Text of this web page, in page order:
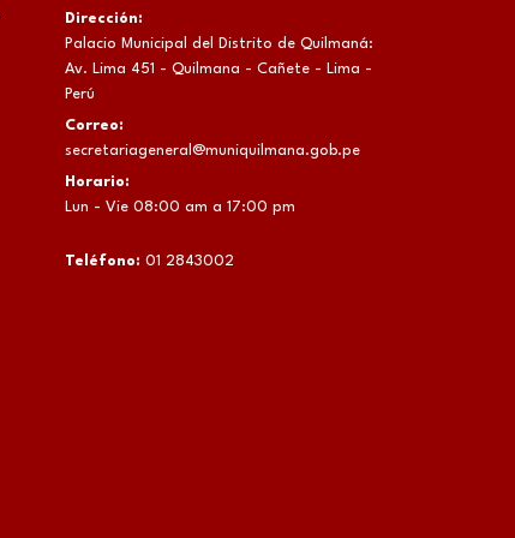
Dirección:
Palacio Municipal del Distrito de Quilmaná:
Av. Lima 451 - Quilmana - Cañete - Lima -
Perú
Correo:
secretariageneral@muniquilmana.gob.pe
Horario:
Lun - Vie 08:00 am a 17:00 pm
Teléfono: 01 2843002